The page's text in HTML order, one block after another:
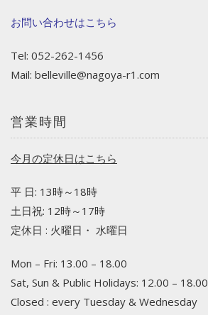
お問い合わせはこちら
Tel: 052-262-1456
Mail: belleville@nagoya-r1.com
営業時間
今月の定休日はこちら
平 日: 13時～18時
土日祝: 12時～17時
定休日 : 火曜日・ 水曜日
Mon – Fri: 13.00 – 18.00
Sat, Sun & Public Holidays: 12.00 – 18.00
Closed : every Tuesday & Wednesday